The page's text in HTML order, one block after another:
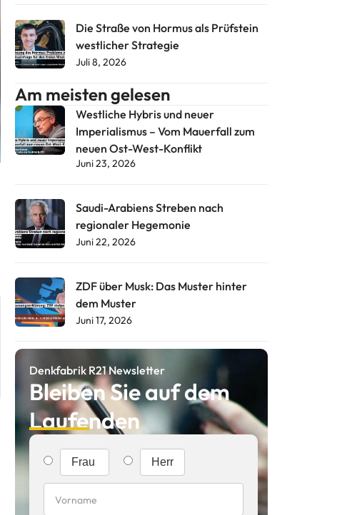
Die Straße von Hormus als Prüfstein
westlicher Strategie
Juli 8, 2026
Am meisten gelesen
Westliche Hybris und neuer
Imperialismus – Vom Mauerfall zum
neuen Ost-West-Konflikt
Juni 23, 2026
Saudi-Arabiens Streben nach
regionaler Hegemonie
Juni 22, 2026
ZDF über Musk: Das Muster hinter
dem Muster
Juni 17, 2026
Denkfabrik R21 Newsletter
Bleiben Sie auf dem
Laufenden
Frau Herr